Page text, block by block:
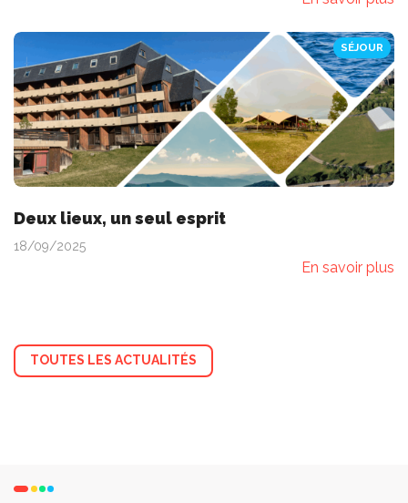
SÉJOUR
Deux lieux, un seul esprit
18/09/2025
En savoir plus
TOUTES LES ACTUALITÉS